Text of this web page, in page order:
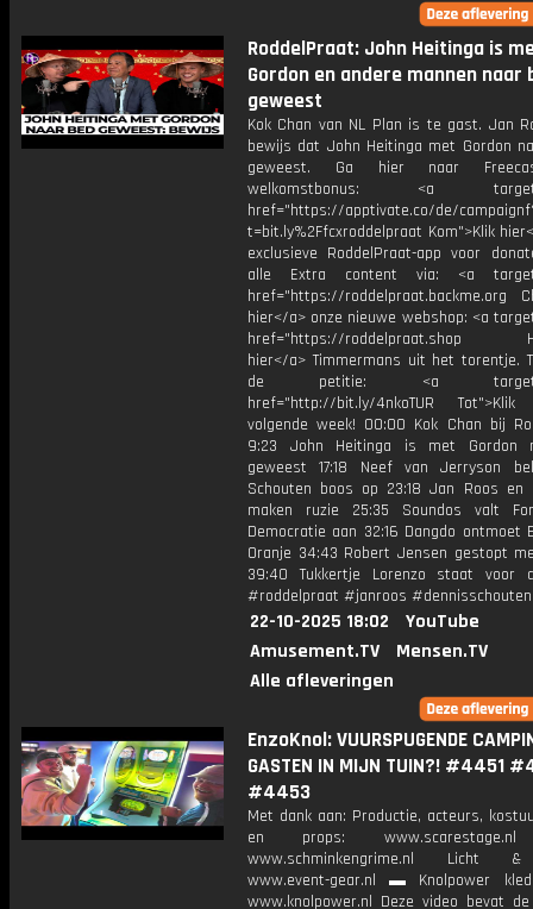
RoddelPraat: John Heitinga is
Gordon en andere mannen naar
geweest
Kok Chan van NL Plan is te gast. Jan
bewijs dat John Heitinga met Gordon
geweest. Ga hier naar
welkomstbonus: <a
href="https://apptivate.co/de/
t=bit.ly%2Ffcxroddelpraat Kom">Klik
exclusieve RoddelPraat-app voor
alle Extra content via: <a
href="https://roddelpraat.backme.org
hier</a> onze nieuwe webshop: <a
href="https://roddelpraat.shop
hier</a> Timmermans uit het torentje.
de petitie: <a
href="http://bit.ly/4nkoTUR
volgende week! 00:00 Kok Chan bij
9:23 John Heitinga is met Gordon
geweest 17:18 Neef van Jerryson
Schouten boos op 23:18 Jan Roos en
maken ruzie 25:35 Soundos valt
Democratie aan 32:16 Dangdo ontmoet
Oranje 34:43 Robert Jensen gestopt
39:40 Tukkertje Lorenzo staat voor
#roddelpraat #janroos #dennisschouten
22-10-2025 18:02
YouTube
Amusement.TV
Mensen.TV
Alle afleveringen
EnzoKnol: VUURSPUGENDE
GASTEN IN MIJN TUIN?! #4451
#4453
Met dank aan: Productie, acteurs,
en props: www.scarestage.nl
www.schminkengrime.nl Licht
www.event-gear.nl ▬ Knolpower
www.knolpower.nl Deze video bevat